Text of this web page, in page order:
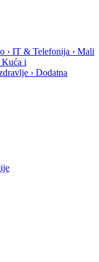
› IT & Telefonija › Mali
Kuća i
› Dodatna